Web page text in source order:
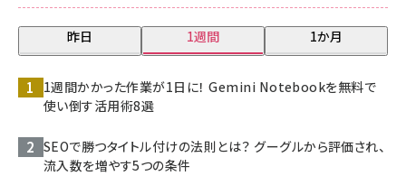
昨日 1週間 1か月
1週間かかった作業が1日に！ Gemini Notebookを無料で
使い倒す活用術8選
SEOで勝つタイトル付けの法則とは？ グーグルから評価され、
流入数を増やす5つの条件